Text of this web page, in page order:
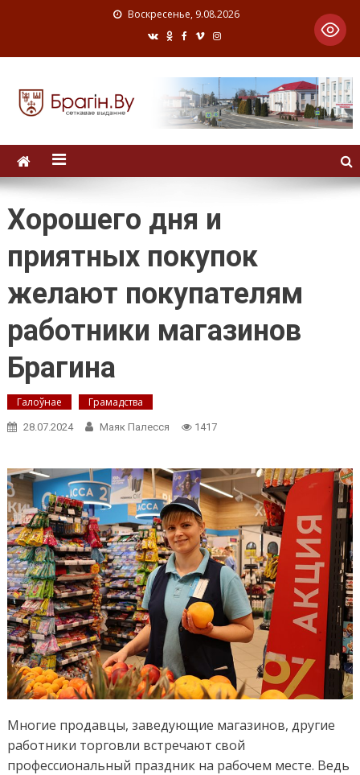
Воскресенье, 9.08.2026
Хорошего дня и
приятных покупок
желают покупателям
работники магазинов
Брагина
Галоўнае Грамадства
28.07.2024 Маяк Палесся 1417
Многие продавцы, заведующие магазинов, другие
работники торговли встречают свой
профессиональный праздник на рабочем месте. Ведь